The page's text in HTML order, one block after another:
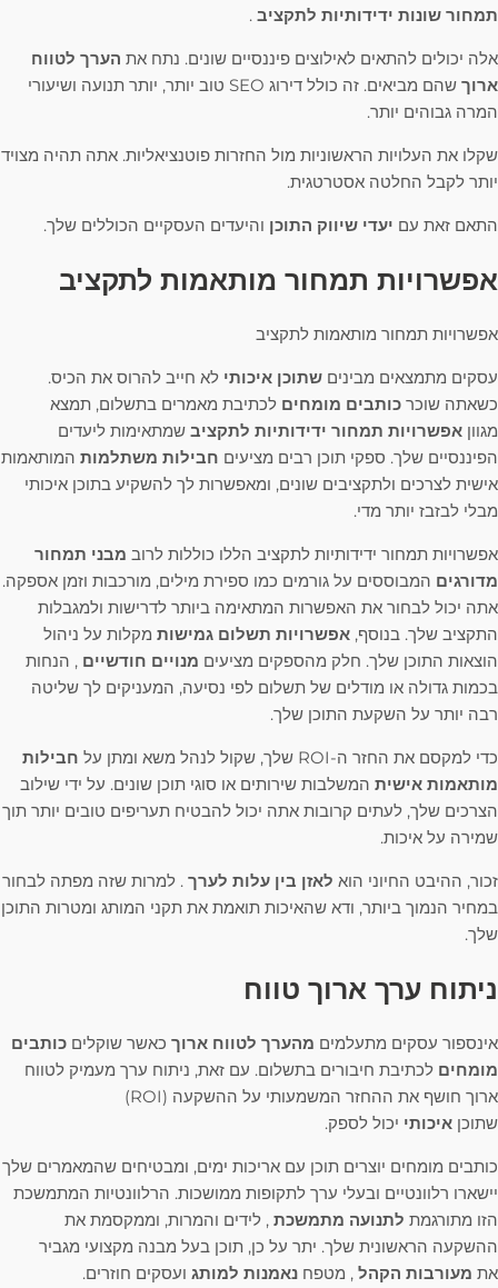
תמחור שונות ידידותיות לתקציב .
אלה יכולים להתאים לאילוצים פיננסיים שונים. נתח את הערך לטווח
ארוך
שהם מביאים. זה כולל דירוג SEO טוב יותר, יותר תנועה ושיעורי
המרה גבוהים יותר.
שקלו את העלויות הראשוניות מול החזרות פוטנציאליות. אתה תהיה מצויד
יותר לקבל החלטה אסטרטגית.
התאם זאת עם יעדי שיווק התוכן והיעדים העסקיים הכוללים שלך.
אפשרויות תמחור מותאמות לתקציב
אפשרויות תמחור מותאמות לתקציב
עסקים מתמצאים מבינים שתוכן איכותי לא חייב להרוס את הכיס.
כשאתה שוכר כותבים מומחים לכתיבת מאמרים בתשלום, תמצא
מגוון אפשרויות תמחור ידידותיות לתקציב שמתאימות ליעדים
הפיננסיים שלך. ספקי תוכן רבים מציעים חבילות משתלמות המותאמות
אישית לצרכים ולתקציבים שונים, ומאפשרות לך להשקיע בתוכן איכותי
מבלי לבזבז יותר מדי.
אפשרויות תמחור ידידותיות לתקציב הללו כוללות לרוב מבני תמחור
מדורגים המבוססים על גורמים כמו ספירת מילים, מורכבות וזמן אספקה.
אתה יכול לבחור את האפשרות המתאימה ביותר לדרישות ולמגבלות
התקציב שלך. בנוסף, אפשרויות תשלום גמישות מקלות על ניהול
הוצאות התוכן שלך. חלק מהספקים מציעים מנויים חודשיים , הנחות
בכמות גדולה או מודלים של תשלום לפי נסיעה, המעניקים לך שליטה
רבה יותר על השקעת התוכן שלך.
כדי למקסם את החזר ה-ROI שלך, שקול לנהל משא ומתן על
חבילות
מותאמות אישית המשלבות שירותים או סוגי תוכן שונים. על ידי שילוב
הצרכים שלך, לעתים קרובות אתה יכול להבטיח תעריפים טובים יותר תוך
שמירה על איכות.
זכור, ההיבט החיוני הוא לאזן בין עלות לערך . למרות שזה מפתה לבחור
במחיר הנמוך ביותר, ודא שהאיכות תואמת את תקני המותג ומטרות התוכן
שלך.
ניתוח ערך ארוך טווח
אינספור עסקים מתעלמים מהערך לטווח ארוך כאשר שוקלים כותבים
מומחים לכתיבת חיבורים בתשלום. עם זאת, ניתוח ערך מעמיק לטווח
ארוך חושף את ההחזר המשמעותי על ההשקעה (ROI)
שתוכן איכותי יכול לספק.
כותבים מומחים יוצרים תוכן עם אריכות ימים, ומבטיחים שהמאמרים שלך
יישארו רלוונטיים ובעלי ערך לתקופות ממושכות. הרלוונטיות המתמשכת
הזו מתורגמת לתנועה מתמשכת , לידים והמרות, וממקסמת את
ההשקעה הראשונית שלך. יתר על כן, תוכן בעל מבנה מקצועי מגביר
את מעורבות הקהל , מטפח נאמנות למותג ועסקים חוזרים.